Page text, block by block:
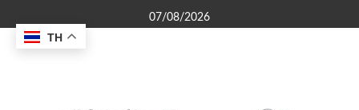
to
content
07/08/2026
TH